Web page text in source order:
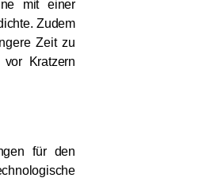
mit einer
Zudem
Zeit zu
Kratzern
für den